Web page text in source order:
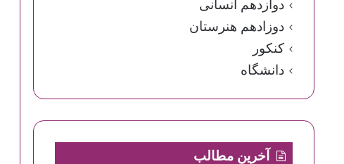
دوازدهم انسانی
دوزادهم هنرستان
کنکور
دانشگاه
آخرین مطالب